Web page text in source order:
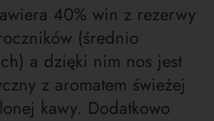
40% win z rezerwy
(średnio
a dzięki nim nos jest
z aromatem świeżej
kawy. Dodatkowo